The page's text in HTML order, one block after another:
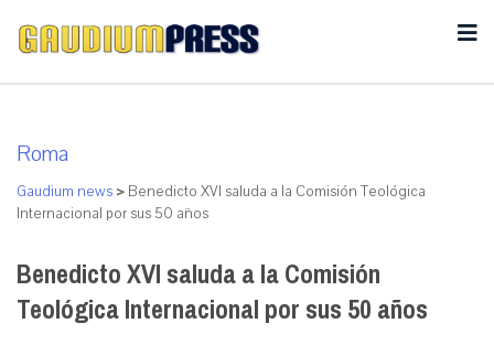
Roma
Gaudium news > Benedicto XVI saluda a la Comisión Teológica
Internacional por sus 50 años
Benedicto XVI saluda a la Comisión
Teológica Internacional por sus 50 años